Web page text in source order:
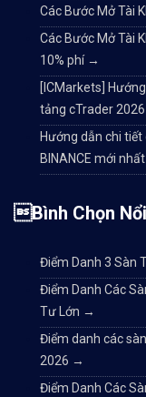
Các Bước Mở Tài
Các Bước Mở Tài
10% phí →
[ICMarkets]
tảng cTrader 2026
Hướng dẫn chi
BINANCE mới
Bình Chọn
Điểm Danh 3 Sàn
Điểm Danh Các
Tư Lớn →
Điểm danh các
2026 →
Điểm Danh Các